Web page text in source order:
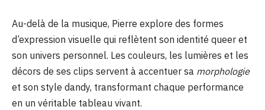
Au-delà de la musique, Pierre explore des formes
d’expression visuelle qui reflètent son identité queer et
son univers personnel. Les couleurs, les lumières et les
décors de ses clips servent à accentuer sa morphologie
et son style dandy, transformant chaque performance
en un véritable tableau vivant.